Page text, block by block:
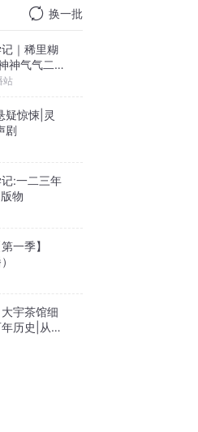
换一批
｜稀里糊
神气气二年
站
疑惊悚|灵
剧
:一二三年
物
一季】
宇茶馆细
历史|从努
皇帝溥仪|